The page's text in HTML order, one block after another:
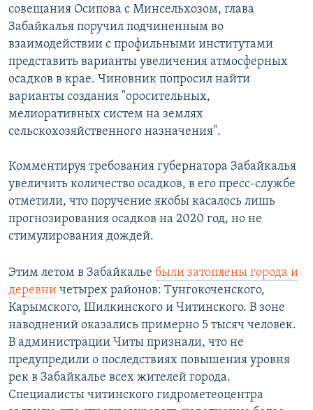
совещания Осипова с Минсельхозом, глава
Забайкалья поручил подчиненным во
взаимодействии с профильными институтами
представить варианты увеличения атмосферных
осадков в крае. Чиновник попросил найти
варианты создания "оросительных,
мелиоративных систем на землях
сельскохозяйственного назначения".
Комментируя требования губернатора Забайкалья
увеличить количество осадков, в его пресс-службе
отметили, что поручение якобы касалось лишь
прогнозирования осадков на 2020 год, но не
стимулирования дождей.
Этим летом в Забайкалье были затоплены города и
деревни четырех районов: Тунгокоченского,
Карымского, Шилкинского и Читинского. В зоне
наводнений оказались примерно 5 тысяч человек.
В администрации Читы признали, что не
предупредили о последствиях повышения уровня
рек в Забайкалье всех жителей города.
Специалисты читинского гидрометеоцентра